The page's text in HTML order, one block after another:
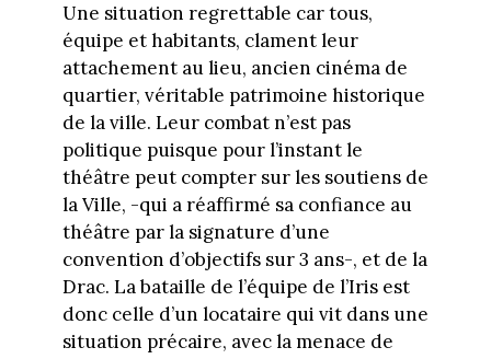
Une situation regrettable car tous,
équipe et habitants, clament leur
attachement au lieu, ancien cinéma de
quartier, véritable patrimoine historique
de la ville. Leur combat n’est pas
politique puisque pour l’instant le
théâtre peut compter sur les soutiens de
la Ville, -qui a réaffirmé sa confiance au
théâtre par la signature d’une
convention d’objectifs sur 3 ans-, et de la
Drac. La bataille de l’équipe de l’Iris est
donc celle d’un locataire qui vit dans une
situation précaire, avec la menace de